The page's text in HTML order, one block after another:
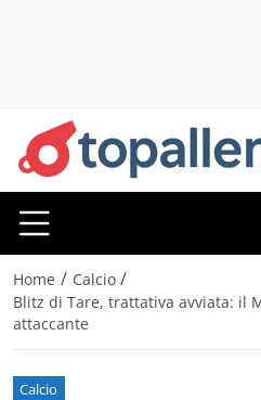
Home / Calcio /
Blitz di Tare, trattativa avviata: il
attaccante
Calcio